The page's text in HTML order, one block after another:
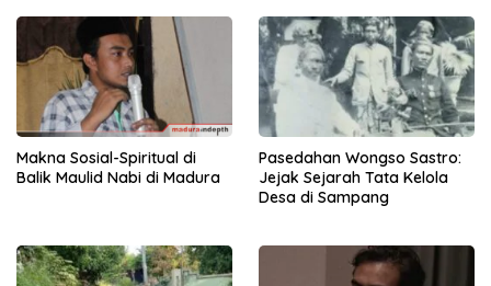
Makna Sosial-Spiritual di
Balik Maulid Nabi di Madura
Pasedahan Wongso Sastro:
Jejak Sejarah Tata Kelola
Desa di Sampang